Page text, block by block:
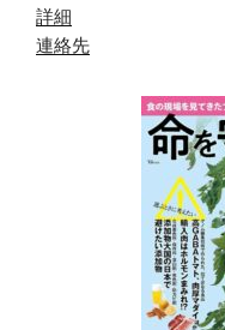
詳細
連絡先